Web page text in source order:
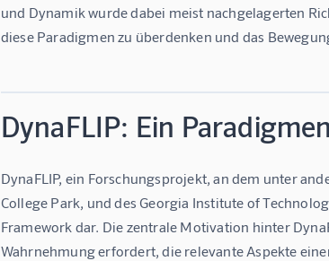
und Dynamik wurde dabei meist nachgelagerten
diese Paradigmen zu überdenken und das
DynaFLIP: Ein
DynaFLIP, ein Forschungsprojekt, an dem unter
College Park, und des Georgia Institute of
Framework dar. Die zentrale Motivation hinter
Wahrnehmung erfordert, die relevante Aspekte